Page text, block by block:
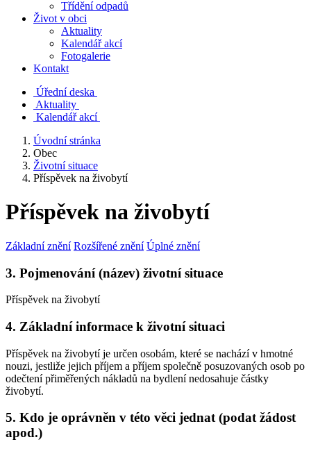
Třídění odpadů
Život v obci
Aktuality
Kalendář akcí
Fotogalerie
Kontakt
Úřední deska
Aktuality
Kalendář akcí
Úvodní stránka
Obec
Životní situace
Příspěvek na živobytí
Příspěvek na živobytí
Základní znění Rozšířené znění Úplné znění
3. Pojmenování (název) životní situace
Příspěvek na živobytí
4. Základní informace k životní situaci
Příspěvek na živobytí je určen osobám, které se nachází v hmotné
nouzi, jestliže jejich příjem a příjem společně posuzovaných osob po
odečtení přiměřených nákladů na bydlení nedosahuje částky
živobytí.
5. Kdo je oprávněn v této věci jednat (podat žádost
apod.)